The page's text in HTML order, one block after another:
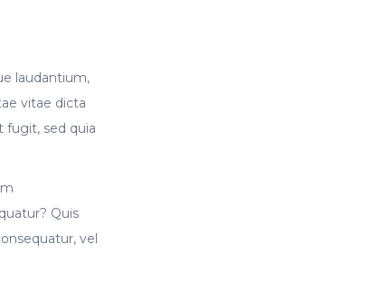
laudantium,
vitae dicta
fugit, sed quia
Quis
vel